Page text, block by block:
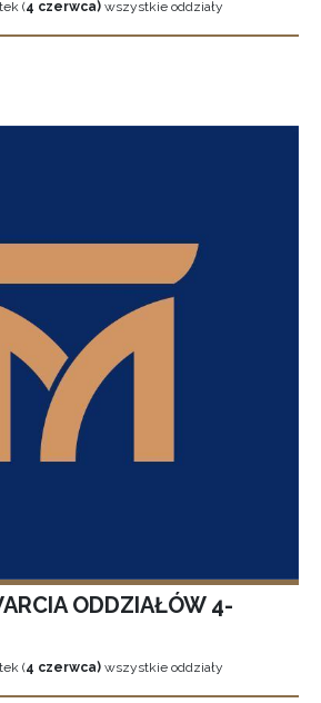
(4 czerwca) wszystkie oddziały
ODDZIAŁÓW 4-
(4 czerwca) wszystkie oddziały